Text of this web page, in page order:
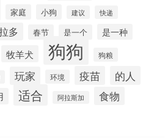
家庭 小狗 建议 快递
多 春节 是一个 是一种
牧羊犬 狗狗 狗粮
玩家 环境 疫苗 的人
适合 阿拉斯加 食物